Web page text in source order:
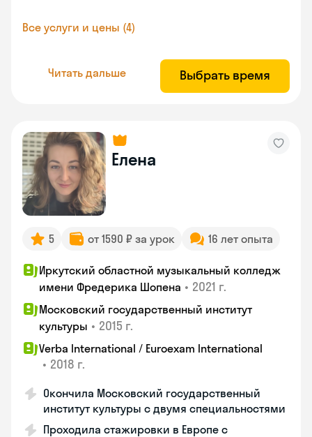
Все услуги и цены (4)
Читать дальше Выбрать время
Елена
5 от 1590 ₽ за урок 16 лет опыта
Иркутский областной музыкальный колледж
имени Фредерика Шопена • 2021 г.
Московский государственный институт
культуры • 2015 г.
Verba International / Euroexam International
• 2018 г.
Окончила Московский государственный
институт культуры с двумя специальностями
Проходила стажировки в Европе с